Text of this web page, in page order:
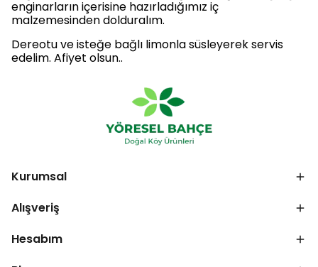
enginarların içerisine hazırladığımız iç
malzemesinden dolduralım.
Dereotu ve isteğe bağlı limonla süsleyerek servis
edelim. Afiyet olsun..
Kurumsal
Alışveriş
Hesabım